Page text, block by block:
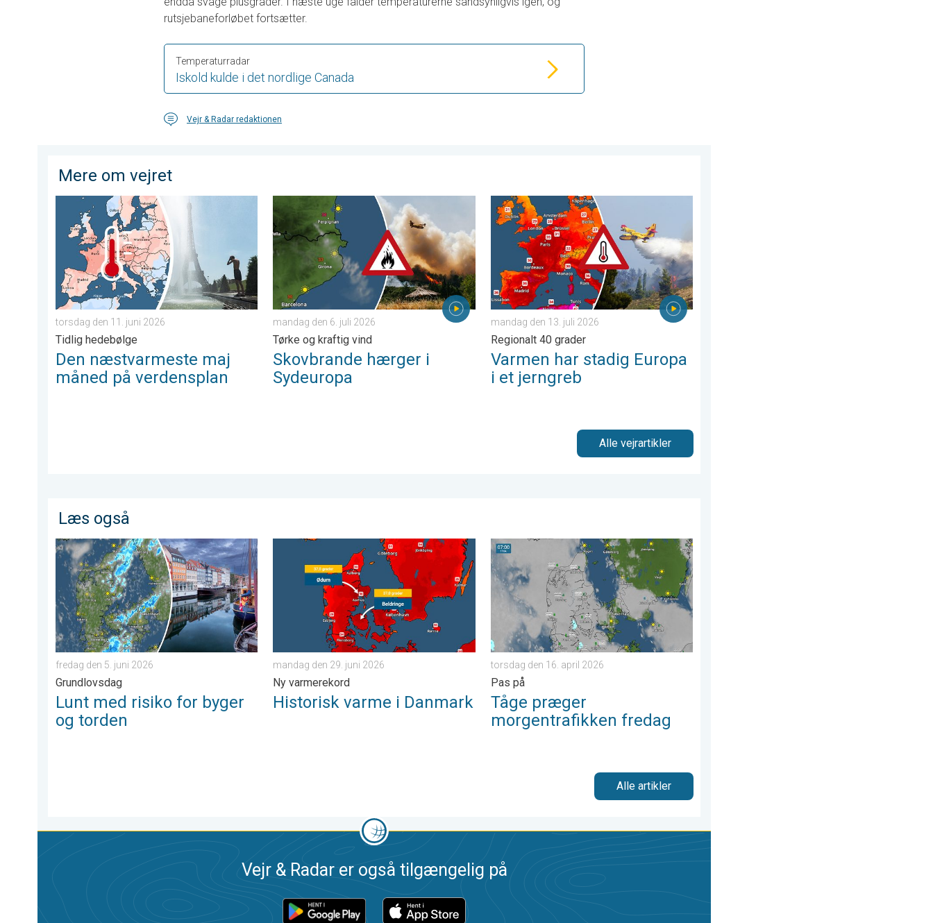
rutsjebaneforløbet fortsætter.
Iskold kulde i det nordlige Canada
Temperaturradar
Vejr & Radar redaktionen
Mere om vejret
Den næstvarmeste maj måned på verdensplan. Tidlig hedebølge. . . torsdag den 11. juni 2026
torsdag den 11. juni 2026
Tidlig hedebølge
Den næstvarmeste maj
måned på verdensplan
Skovbrande hærger i Sydeuropa. Tørke og kraftig vind. . . mandag den 6. juli 2026
mandag den 6. juli 2026
Tørke og kraftig vind
Skovbrande hærger i
Sydeuropa
Varmen har stadig Europa i et jerngreb. Regionalt 40 grader. . . mandag den 13. juli 2026
mandag den 13. juli 2026
Regionalt 40 grader
Varmen har stadig Europa
i et jerngreb
Alle vejrartikler
Læs også
Lunt med risiko for byger og torden. Grundlovsdag. . . fredag den 5. juni 2026
fredag den 5. juni 2026
Grundlovsdag
Lunt med risiko for byger
og torden
Historisk varme i Danmark. Ny varmerekord. . . mandag den 29. juni 2026
mandag den 29. juni 2026
Ny varmerekord
Historisk varme i Danmark
Tåge præger morgentrafikken fredag. Pas på. . . torsdag den 16. april 2026
torsdag den 16. april 2026
Pas på
Tåge præger
morgentrafikken fredag
Alle artikler
Vejr & Radar er også tilgængelig på